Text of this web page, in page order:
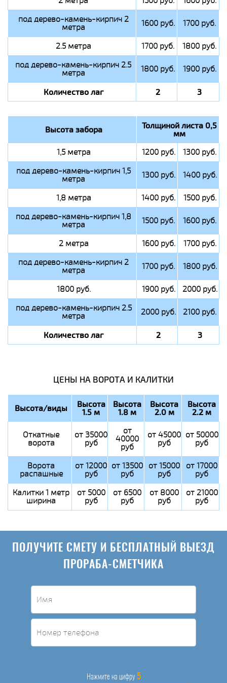
под дерево-камень-кирпич 2
метра 1600 руб. 1700 руб.
2.5 метра 1700 руб.
1800 руб.
под дерево-камень-кирпич 2.5
метра 1800 руб. 1900 руб.
Количество лаг 2 3
Высота забора Толщиной листа 0,5
мм
1,5 метра 1200 руб.
1300 руб.
под дерево-камень-кирпич 1,5
метра 1300 руб. 1400 руб.
1,8 метра 1400 руб.
1500 руб.
под дерево-камень-кирпич 1,8
метра 1500 руб. 1600 руб.
2 метра 1600 руб.
1700 руб.
под дерево-камень-кирпич 2
метра 1700 руб. 1800 руб.
1800 руб. 1900 руб.
2000 руб.
под дерево-камень-кирпич 2.5
метра 2000 руб. 2100 руб.
Количество лаг 2 3
ЦЕНЫ НА ВОРОТА И КАЛИТКИ
Высота/виды Высота
1.5 м
Высота
1.8 м
Высота
2.0 м
Высота
2.2 м
Откатные
ворота
от 35000
руб
от
40000
руб
от 45000
руб
от 50000
руб
Ворота
распашные
от 12000
руб
от 13500
руб
от 15000
руб
от 17000
руб
Калитки 1 метр
ширина
от 5000
руб
от 6500
руб
от 8000
руб
от 21000
руб
ПОЛУЧИТЕ СМЕТУ И БЕСПЛАТНЫЙ ВЫЕЗД
ПРОРАБА-СМЕТЧИКА
Нажмите на цифру 5